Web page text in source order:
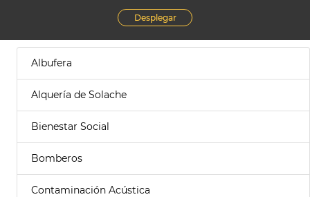
Desplegar
Albufera
Alquería de Solache
Bienestar Social
Bomberos
Contaminación Acústica